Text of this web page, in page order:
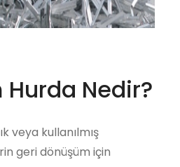
Nedir?
veya kullanılmış
geri dönüşüm için